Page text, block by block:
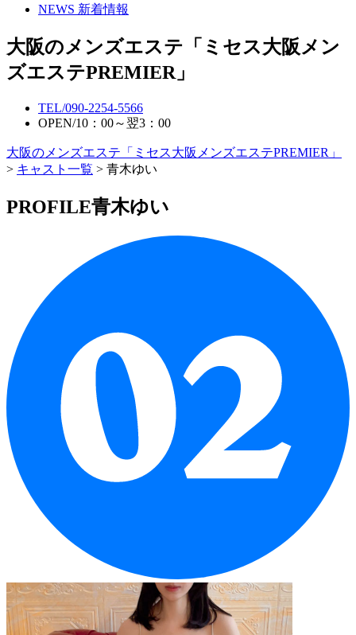
NEWS 新着情報
大阪のメンズエステ「ミセス大阪メン
ズエステPREMIER」
TEL/090-2254-5566
OPEN/10：00～翌3：00
大阪のメンズエステ「ミセス大阪メンズエステPREMIER」
> キャスト一覧 > 青木ゆい
PROFILE青木ゆい